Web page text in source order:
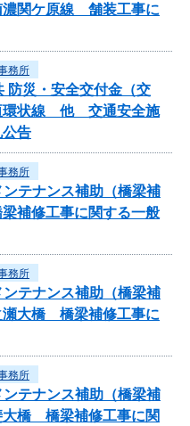
濃関ケ原線 舗装工事に
務所
防災・安全交付金（交
環状線 他 交通安全施
告
務所
テナンス補助（橋梁補
補修工事に関する一般
務所
テナンス補助（橋梁補
瀬大橋 橋梁補修工事に
務所
テナンス補助（橋梁補
大橋 橋梁補修工事に関